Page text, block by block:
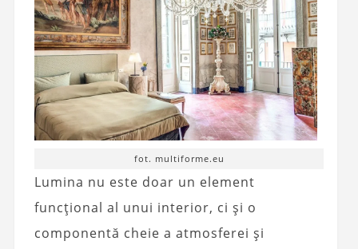
fot. multiforme.eu
Lumina nu este doar un element
funcțional al unui interior, ci și o
componentă cheie a atmosferei și